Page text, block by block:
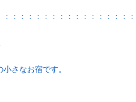
：：：：：：：：：：：：：：：：
さなお宿です。